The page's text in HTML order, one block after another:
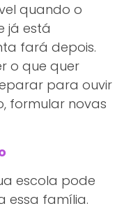
quando o
já está
fará depois.
o que quer
para ouvir
formular novas
escola pode
essa família.